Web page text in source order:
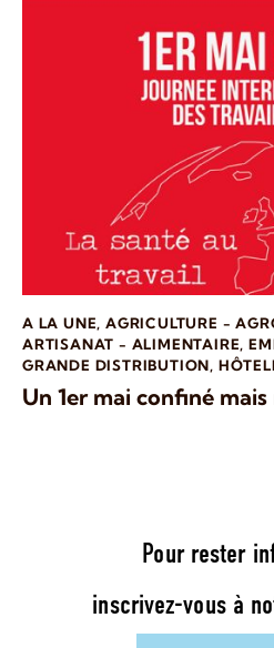
A LA UNE,AGRICULTURE -
ARTISANAT - ALIMENTAIRE,
GRANDE DISTRIBUTION,
Un 1er mai confiné
Pour rester
inscrivez-vous à